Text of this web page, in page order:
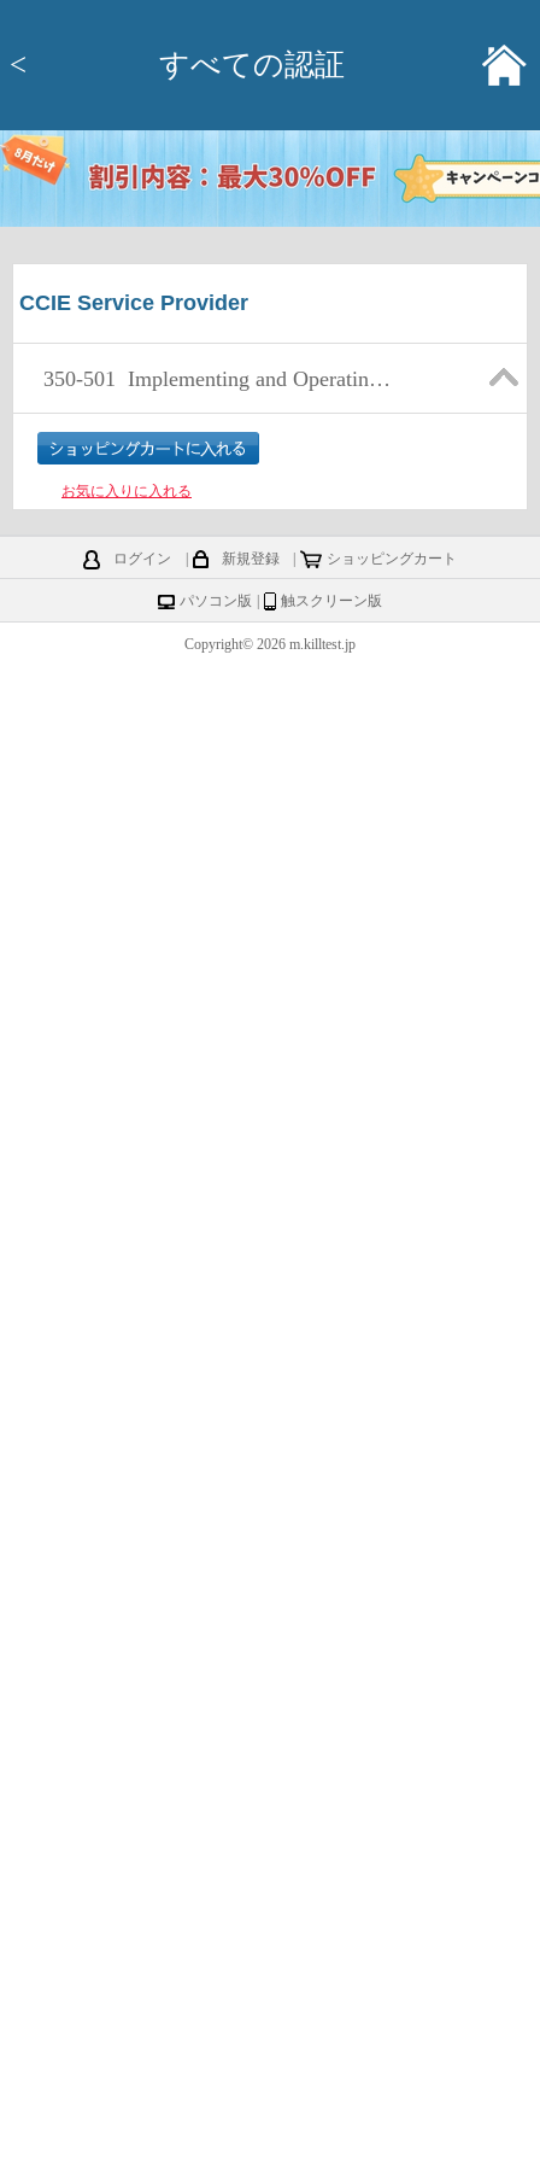
< すべての認証
CCIE Service Provider
350-501 Implementing and Operating Cisco Service Provider Network Core Technologies
お気に入りに入れる
ログイン 新規登録 ショッピングカート
パソコン版 触スクリーン版
Copyright© 2026 m.killtest.jp